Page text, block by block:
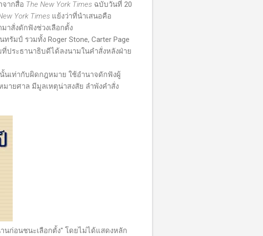
ากสื่อ The New York Times ฉบับวันที่ 20
York Times แย้งว่าที่นำเสนอคือ
าสั่งดักฟังช่วงเลือกตั้ง
ทรัมป์ รวมทั้ง Roger Stone, Carter Page
ประธานาธิบดีได้ลงนามในคำสั่งหลังฝ่าย
เท่ากับผิดกฎหมาย ใช้อำนาจดักฟังผู้
ายศาล มีมูลเหตุน่าสงสัย ลำพังคำสั่ง
นก่อนชนะเลือกตั้ง" โดยไม่ได้แสดงหลัก